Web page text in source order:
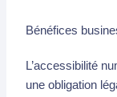
Bénéfices
L’accessibilité
une obligation